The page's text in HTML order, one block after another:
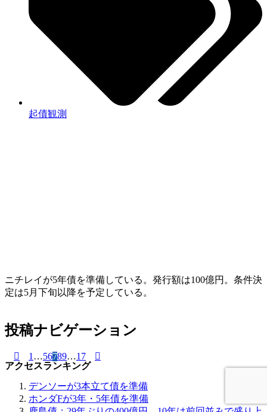
起債観測
ニチレイが5年債を準備している。発行額は100億円。条件決
定は5月下旬以降を予定している。
投稿ナビゲーション
1 …56789…17
アクセスランキング
デンソーが3本立て債を準備
ホンダFが3年・5年債を準備